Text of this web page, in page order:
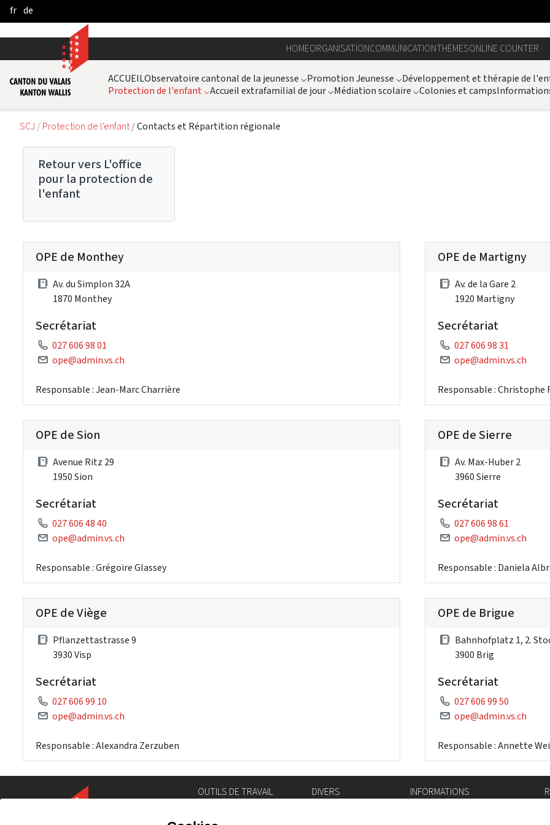
Pular para o Conteúdo principal
fr de
HOMEORGANISATIONCOMMUNICATIONTHÈMESONLINE COUNTER
ACCUEILObservatoire cantonal de la jeunesse ⌵Promotion Jeunesse ⌵Développement et thérapie de
Protection de l'enfant ⌵Accueil extrafamilial de jour⌵Médiation scolaire ⌵Colonies et camps
SCJ Protection de l'enfant Contacts et Répartition régionale
Retour vers L'office
pour la protection de
l'enfant
OPE de Monthey
Av. du Simplon 32A
1870 Monthey
Secrétariat
027 606 98 01
ope@admin.vs.ch
Responsable : Jean-Marc Charrière
OPE de Sion
Avenue Ritz 29
1950 Sion
Secrétariat
027 606 48 40
ope@admin.vs.ch
Responsable : Grégoire Glassey
OPE de Viège
Pflanzettastrasse 9
3930 Visp
Secrétariat
027 606 99 10
ope@admin.vs.ch
Responsable : Alexandra Zerzuben
OPE de Martigny
Av. de la Gare 2
1920 Martigny
Secrétariat
027 606 98 31
ope@admin.vs.ch
Responsable : Christophe
OPE de Sierre
Av. Max-Huber 2
3960 Sierre
Secrétariat
027 606 98 61
ope@admin.vs.ch
Responsable : Daniela
OPE de Brigue
Bahnhofplatz 1, 2.
3900 Brig
Secrétariat
027 606 99 50
ope@admin.vs.ch
Responsable : Annette
OUTILS DE TRAVAIL
DIVERS
INFORMATIONS